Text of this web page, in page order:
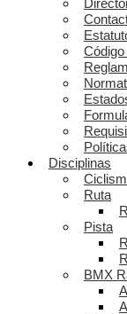
Disciplinas
Ruta
Pista
BMX